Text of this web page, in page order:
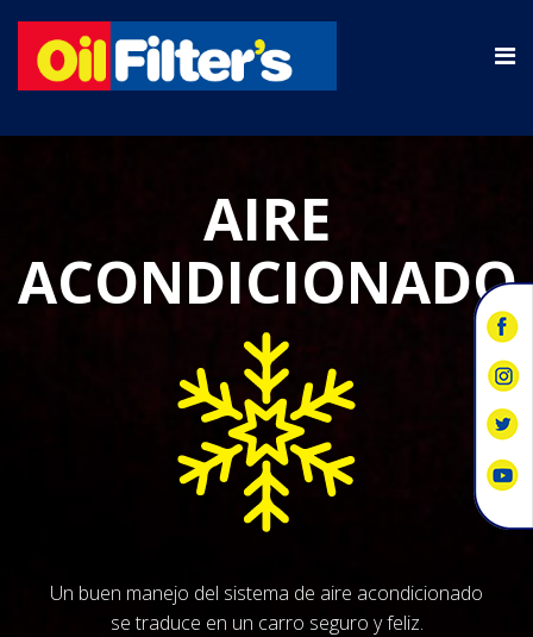
AIRE
ACONDICIONADO
Un buen manejo del sistema de aire acondicionado
se traduce en un carro seguro y feliz.